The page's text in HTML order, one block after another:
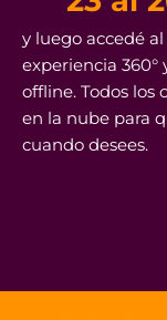
y luego accedé
experiencia
offline. Todos los
en la nube para
cuando desees.